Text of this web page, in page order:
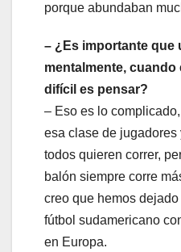
porque abundaban
– ¿Es importante que
mentalmente, cuando
difícil es pensar?
– Eso es lo
esa clase de jugadores
todos quieren correr,
balón siempre corre
creo que hemos
fútbol sudamericano
en Europa.